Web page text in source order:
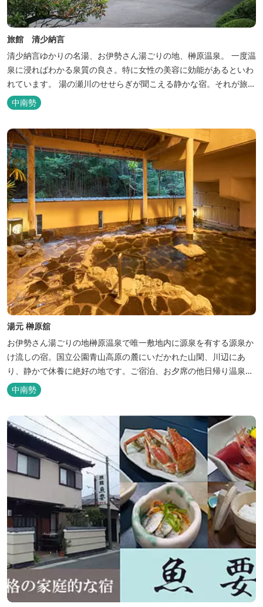
旅館 清少納言
清少納言ゆかりの名湯、お伊勢さん湯ごりの地、榊原温泉。 一度温
泉に浸ればわかる泉質の良さ。特に女性の美容に効能があるといわ
れています。 湯の瀬川のせせらぎが聞こえる静かな宿。それが旅
館 清少納言です。柔らかく滑らかな安らぎの湯や旬の味、心のこ
もったおもてなしを心掛けております。 日頃の喧騒から離れ、平安
中南勢
湯元 榊原舘
お伊勢さん湯ごりの地榊原温泉で唯一敷地内に源泉を有する源泉か
け流しの宿。国立公園青山高原の麓にいだかれた山閑、川辺にあ
り、静かで休養に絶好の地です。ご宿泊、お夕席の他日帰り温泉も
楽しめます。お料理にも温泉を用いた温泉野菜蒸しの他美と健康を
テーマとしたふるさと会席をご用意しています。
中南勢